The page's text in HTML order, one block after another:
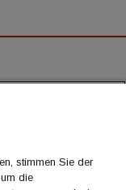
stimmen Sie der
die